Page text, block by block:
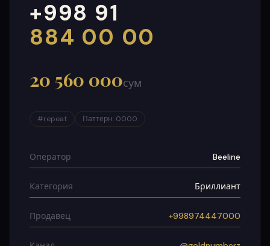
UZ УЗ
+998 91
884 00 00
000
999
20 560 000сум
#repeat Паттерн: 0000
Оператор Beeline
Категория Бриллиант
Продавец +998974447000